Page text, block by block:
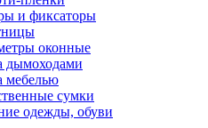
и фиксаторы
оконные
дымоходами
мебелью
сумки
одежды, обуви